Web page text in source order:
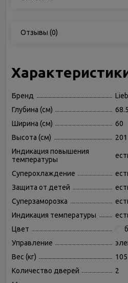
Отзывы (0)
Бренд
Глубина (см)
68.5
Ширина (см)
60
Высота (см)
201
Индикация повышения
температуры
Суперохлаждение
Защита от детей
Суперзаморозка
Индикация температуры
Цвет
Управление
Вес (кг)
105
Количество дверей
2